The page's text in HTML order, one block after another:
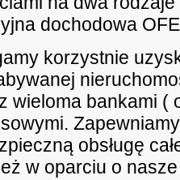
dochodowa
korzystnie
wieloma bankami (
obsługę
w oparciu o